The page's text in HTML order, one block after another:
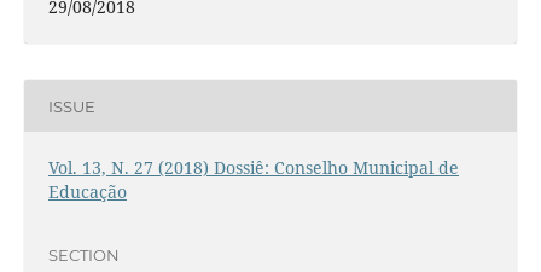
29/08/2018
ISSUE
Vol. 13, N. 27 (2018) Dossiê: Conselho Municipal de
Educação
SECTION